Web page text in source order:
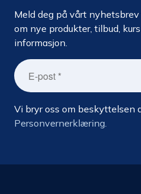
Meld deg på vårt
om nye produkter, tilbud,
informasjon.
Vi bryr oss om beskyttelsen
Personvernerklæring.